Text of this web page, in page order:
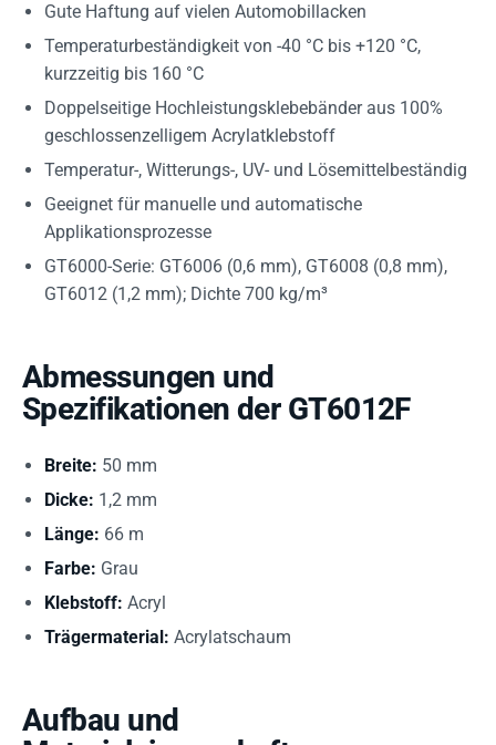
Gute Haftung auf vielen Automobillacken
Temperaturbeständigkeit von -40 °C bis +120 °C,
kurzzeitig bis 160 °C
Doppelseitige Hochleistungsklebebänder aus 100%
geschlossenzelligem Acrylatklebstoff
Temperatur-, Witterungs-, UV- und Lösemittelbeständig
Geeignet für manuelle und automatische
Applikationsprozesse
GT6000-Serie: GT6006 (0,6 mm), GT6008 (0,8 mm),
GT6012 (1,2 mm); Dichte 700 kg/m³
Abmessungen und
Spezifikationen der GT6012F
Breite: 50 mm
Dicke: 1,2 mm
Länge: 66 m
Farbe: Grau
Klebstoff: Acryl
Trägermaterial: Acrylatschaum
Aufbau und